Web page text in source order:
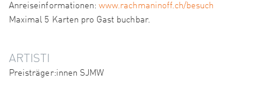
Anreiseinformationen: www.rachmaninoff.ch/besuch
Maximal 5 Karten pro Gast buchbar.
ARTISTI
Preisträger:innen SJMW